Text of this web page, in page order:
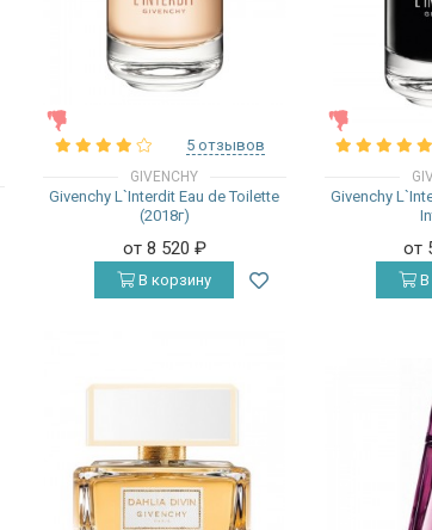
5 отзывов
GIVENCHY
Givenchy L`Interdit Eau de Toilette
(2018г)
от 8 520 ₽
В корзину
Givenchy
от
В